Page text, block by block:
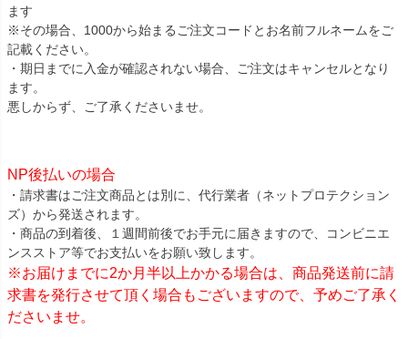
ます
※その場合、1000から始まるご注文コードとお名前フルネームをご
記載ください。
・期日までに入金が確認されない場合、ご注文はキャンセルとなり
ます。
悪しからず、ご了承くださいませ。
NP後払いの場合
・請求書はご注文商品とは別に、代行業者（ネットプロテクション
ズ）から発送されます。
・商品の到着後、１週間前後でお手元に届きますので、コンビニエ
ンスストア等でお支払いをお願い致します。
※お届けまでに2か月半以上かかる場合は、商品発送前に請
求書を発行させて頂く場合もございますので、予めご了承く
ださいませ。